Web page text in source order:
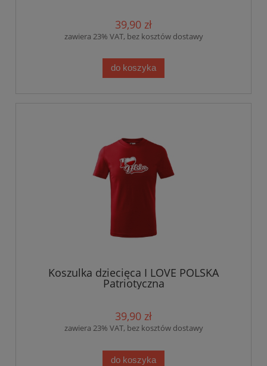
39,90 zł
zawiera 23% VAT, bez kosztów dostawy
do koszyka
Koszulka dziecięca I LOVE POLSKA
Patriotyczna
39,90 zł
zawiera 23% VAT, bez kosztów dostawy
do koszyka